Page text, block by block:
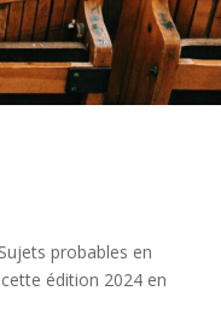
probables en
édition 2024 en